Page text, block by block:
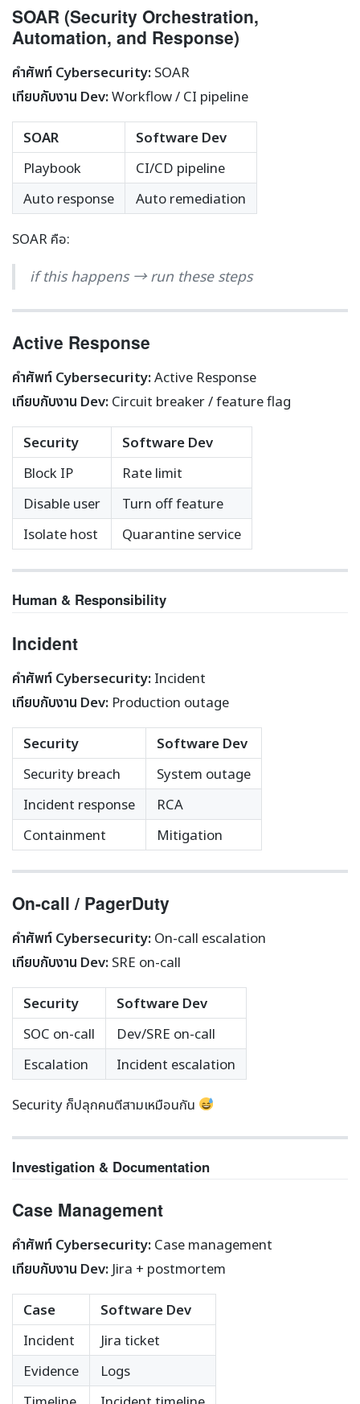
SOAR (Security Orchestration,
Automation, and Response)
คำศัพท์ Cybersecurity: SOAR
เทียบกับงาน Dev:Workflow / CI pipeline
SOAR
Software Dev
Playbook
CI/CD pipeline
Auto response
Auto remediation
SOAR คือ:
if this happens → run these steps
Active Response
คำศัพท์ Cybersecurity:Active Response
เทียบกับงาน Dev: Circuit breaker / feature flag
Security
Software Dev
Block IP
Rate limit
Disable user
Turn off feature
Isolate host
Quarantine service
Human & Responsibility
Incident
คำศัพท์ Cybersecurity: Incident
เทียบกับงาน Dev: Production outage
Security
Software Dev
Security breach
System outage
Incident response
RCA
Containment
Mitigation
On-call / PagerDuty
คำศัพท์ Cybersecurity: On-call escalation
เทียบกับงาน Dev: SRE on-call
Security
Software Dev
SOC on-call
Dev/SRE on-call
Escalation
Incident escalation
Security ก็ปลุกคนตีสามเหมือนกัน
Investigation & Documentation
Case Management
คำศัพท์ Cybersecurity: Case management
เทียบกับงาน Dev: Jira + postmortem
Case
Software Dev
Incident
Jira ticket
Evidence
Logs